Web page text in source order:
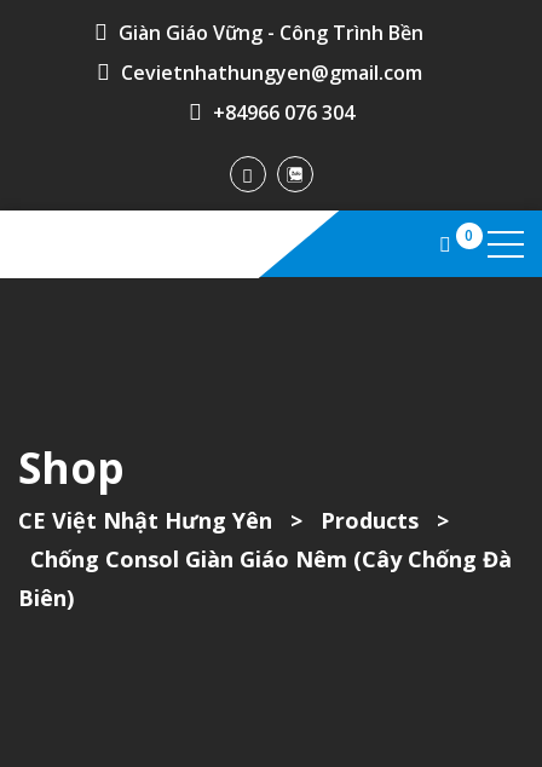
Giàn Giáo Vững - Công Trình Bền
Cevietnhathungyen@gmail.com
+84966 076 304
0
Shop
CE Việt Nhật Hưng Yên > Products
>
Chống Consol Giàn Giáo Nêm (Cây Chống Đà
Biên)